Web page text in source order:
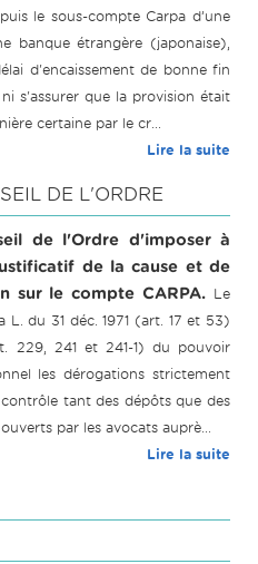
le sous-compte Carpa d’une
banque étrangère (japonaise),
d'encaissement de bonne fin
s'assurer que la provision était
certaine par le cr...
Lire la suite
DE L'ORDRE
de l'Ordre d'imposer à
de la cause et de
sur le compte CARPA. Le
L. du 31 déc. 1971 (art. 17 et 53)
229, 241 et 241-1) du pouvoir
les dérogations strictement
tant des dépôts que des
par les avocats auprè...
Lire la suite